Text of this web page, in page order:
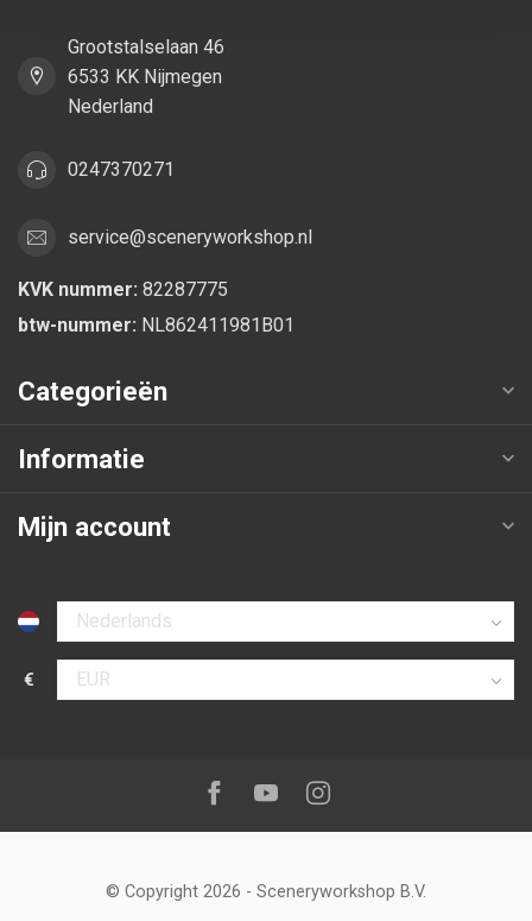
Grootstalselaan 46
6533 KK Nijmegen
Nederland
0247370271
service@sceneryworkshop.nl
KVK nummer: 82287775
btw-nummer: NL862411981B01
Categorieën
Informatie
Mijn account
Selecteer taal
€
Selecteer valuta
Volg ons op:Facebook
YoutubeInstagram
© Copyright 2026 - Sceneryworkshop B.V.